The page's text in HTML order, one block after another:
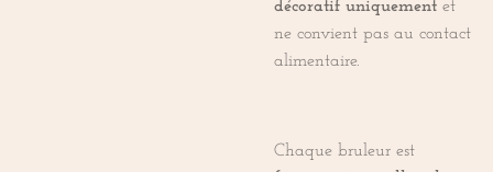
décoratif uniquement et
ne convient pas au contact
alimentaire.
Chaque bruleur est